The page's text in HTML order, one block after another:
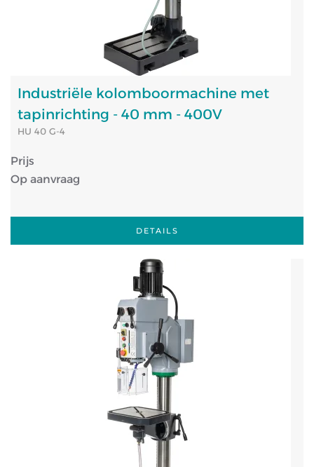
Industriële kolomboormachine met
tapinrichting - 40 mm - 400V
HU 40 G-4
Prijs
Op aanvraag
DETAILS